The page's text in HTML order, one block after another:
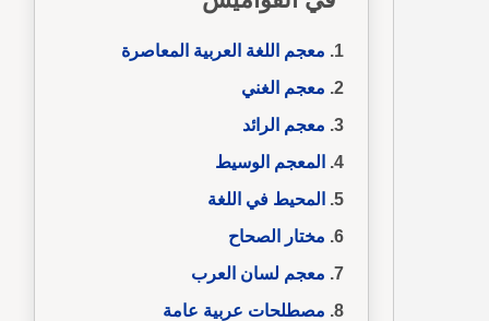
معجم اللغة العربية المعاصرة
معجم الغني
معجم الرائد
المعجم الوسيط
المحيط في اللغة
مختار الصحاح
معجم لسان العرب
مصطلحات عربية عامة